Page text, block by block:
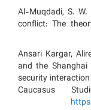
Al-Muqdadi, S.
conflict: The
Ansari Kargar,
and the
security
Caucasus